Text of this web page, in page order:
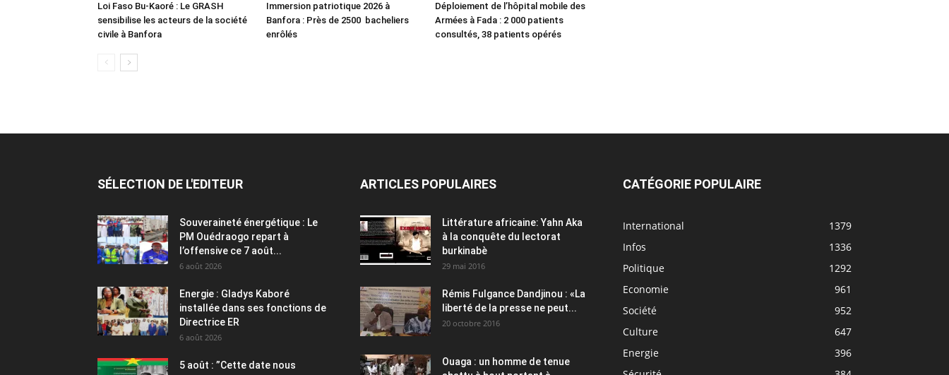
Loi Faso Bu-Kaoré : Le GRASH
sensibilise les acteurs de la société
civile à Banfora
Immersion patriotique 2026 à
Banfora : Près de 2500 bacheliers
enrôlés
Déploiement de l’hôpital mobile des
Armées à Fada : 2 000 patients
consultés, 38 patients opérés
SÉLECTION DE L'EDITEUR
Souveraineté énergétique : Le
PM Ouédraogo repart à
l’offensive ce 7 août...
6 août 2026
Energie : Gladys Kaboré
installée dans ses fonctions de
Directrice ER
6 août 2026
5 août : ”Cette date nous
ARTICLES POPULAIRES
Littérature africaine: Yahn Aka
à la conquête du lectorat
burkinabè
29 mai 2016
Rémis Fulgance Dandjinou : «La
liberté de la presse ne peut...
20 octobre 2016
Ouaga : un homme de tenue
CATÉGORIE POPULAIRE
International
1379
Infos
1336
Politique
1292
Economie
961
Société
952
Culture
647
Energie
396